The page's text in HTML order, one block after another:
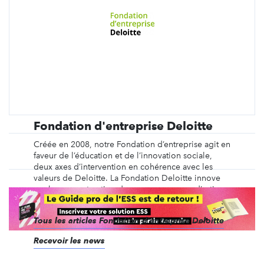
Fondation d'entreprise Deloitte
Créée en 2008, notre Fondation d’entreprise agit en
faveur de l’éducation et de l’innovation sociale,
deux axes d’intervention en cohérence avec les
valeurs de Deloitte. La Fondation Deloitte innove
par la co-construction de ses programmes d’actions
avec pour objectif principal de créer de ...
Tous les articles Fondation d'entreprise Deloitte
Recevoir les news